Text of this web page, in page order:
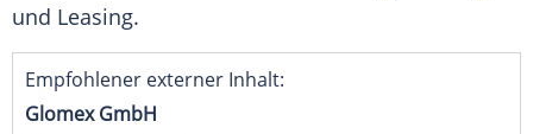
und Leasing.
Empfohlener externer Inhalt:
Glomex GmbH